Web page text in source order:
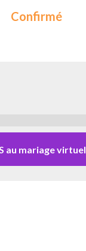
Confirmé
au mariage virtuel